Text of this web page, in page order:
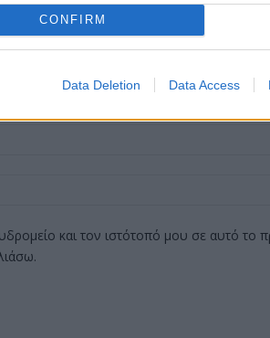
CONFIRM
Data Deletion Data Access
και τον ιστότοπό μου σε αυτό το